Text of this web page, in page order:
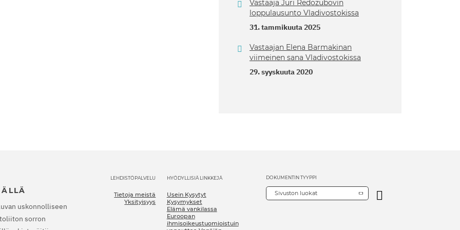
Vastaaja Juri Redozubovin
loppulausunto Vladivostokissa
31. tammikuuta 2025
Vastaajan Elena Barmakinan
viimeinen sana Vladivostokissa
29. syyskuuta 2020
uskonnolliseen
sorron
LEHDISTÖPALVELU
Tietoja meistä
Yksityisyys
HYÖDYLLISIÄ LINKKEJÄ
Usein Kysytyt
Kysymykset
Elämä vankilassa
Euroopan
ihmisoikeustuomioistuin
DOKUMENTIN TYYPPI
Sivuston luokat